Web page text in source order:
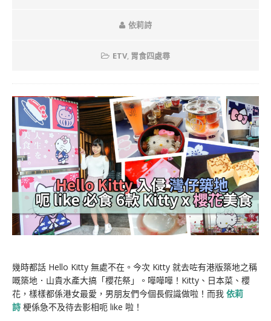
依莉詩
ETV, 胃食四處尋
幾時都話 Hello Kitty 無處不在。今次 Kitty 就去咗有港版築地之稱
嘅築地．山貴水產大搞「櫻花祭」。嘩嘩嘩！Kitty、日本菜、櫻
花，樣樣都係港女最愛，男朋友們今個長假識做啦！而我 依莉
詩 梗係急不及待去影相呃 like 啦！